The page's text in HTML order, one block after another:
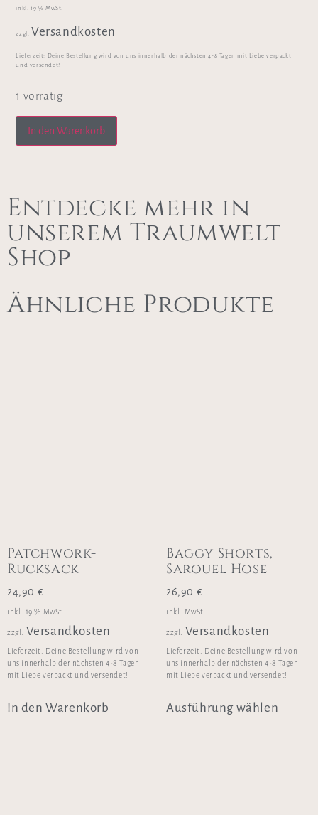
inkl. 19 % MwSt.
zzgl. Versandkosten
Lieferzeit:
Deine Bestellung wird von uns innerhalb der nächsten 4-8 Tagen mit Liebe verpackt
und versendet!
1 vorrätig
In den Warenkorb
Entdecke mehr in
unserem Traumwelt
Shop
Ähnliche Produkte
Patchwork-
Rucksack
24,90 €
inkl. 19 % MwSt.
zzgl. Versandkosten
Lieferzeit: Deine Bestellung wird von
uns innerhalb der nächsten 4-8 Tagen
mit Liebe verpackt und versendet!
In den Warenkorb
Baggy Shorts,
Sarouel Hose
26,90 €
inkl. MwSt.
zzgl. Versandkosten
Lieferzeit: Deine Bestellung wird von
uns innerhalb der nächsten 4-8 Tagen
mit Liebe verpackt und versendet!
Ausführung wählen